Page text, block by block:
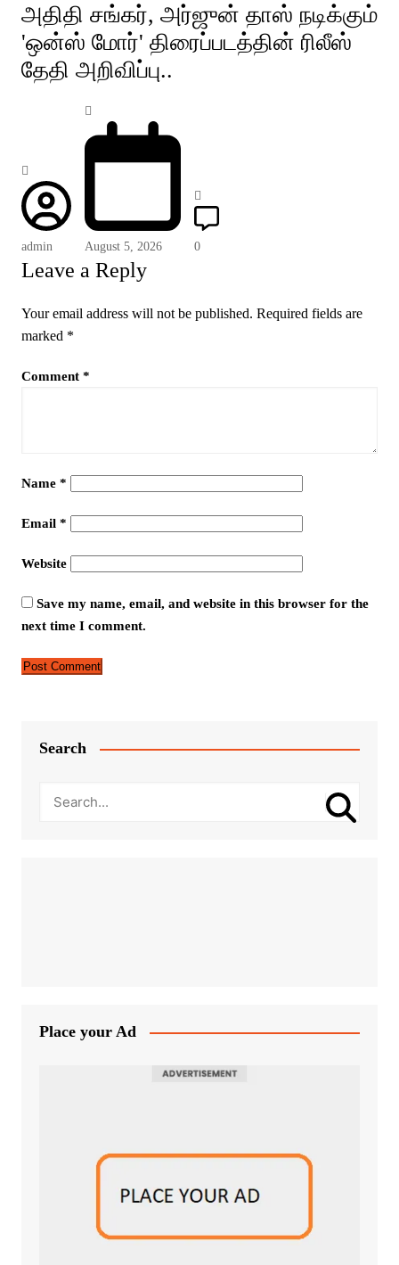
அதிதி சங்கர், அர்ஜுன் தாஸ் நடிக்கும்
'ஒன்ஸ் மோர்' திரைப்படத்தின் ரிலீஸ்
தேதி அறிவிப்பு..
admin August 5, 2026 0
Leave a Reply
Your email address will not be published. Required fields are
marked *
Comment *
Name *
Email *
Website
Save my name, email, and website in this browser for the
next time I comment.
Search
Place your Ad